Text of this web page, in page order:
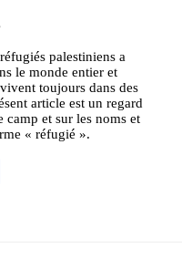
palestiniens a
le monde entier et
toujours dans des
article est un regard
camp et sur les noms et
« réfugié ».